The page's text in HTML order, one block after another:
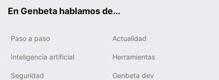
En Genbeta hablamos de...
Paso a paso Actualidad
Inteligencia artificial Herramientas
Seguridad Genbeta dev